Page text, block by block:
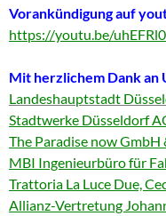
Vorankündigung auf
https://youtu.be/
Mit herzlichem Dank an
Landeshauptstadt
Stadtwerke Düsseldorf
The Paradise now GmbH
MBI Ingenieurbüro für
Trattoria La Luce Due,
Allianz-Vertretung